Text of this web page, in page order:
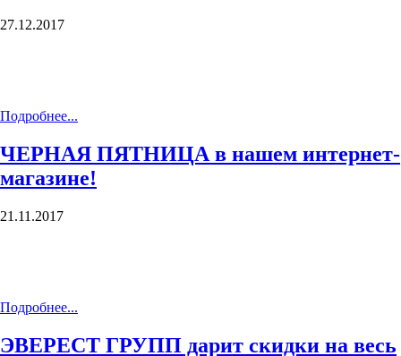
27.12.2017
Подробнее...
ЧЕРНАЯ ПЯТНИЦА в нашем интернет-
магазине!
21.11.2017
Подробнее...
ЭВЕРЕСТ ГРУПП дарит скидки на весь